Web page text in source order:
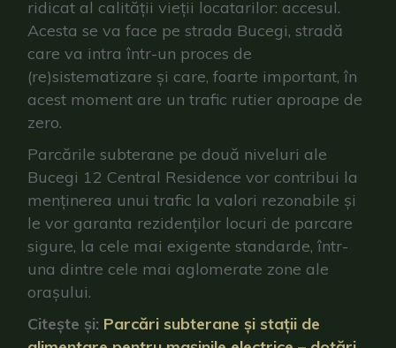
ridicat al calității vieții locatarilor: accesul.
Acesta se va face pe strada Bucegi, stradă
care va intra într-un proces de
(re)sistematizare și care, foarte important, în
acest moment are un trafic rutier aproape de
zero.
Parcările subterane pe două niveluri ale
Bucegi 12 Central Residence vor contribui la
menținerea unui trafic la valori rezonabile și
le vor garanta rezidenților locuri de parcare
sigure, la cele mai exigente standarde, într-
una dintre cele mai aglomerate zone ale
orașului.
Citește și: Parcări subterane și stații de